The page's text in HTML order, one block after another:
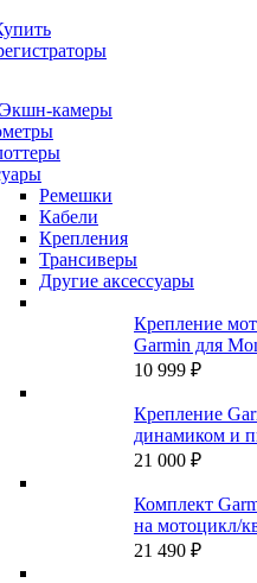
Экшн-камеры
Ремешки
Кабели
Крепления
Трансиверы
Другие аксессуары
Крепление
Garmin для
GPSMAP 276Cx
10 999 ₽
Крепление
динамиком и
21 000 ₽
Комплект
на мотоцикл/
аудио и
21 490 ₽